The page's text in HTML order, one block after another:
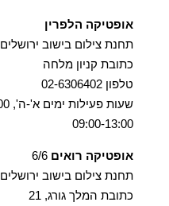
אופטיקה הלפרין
תחנת צילום בישוב ירושלים
כתובת קניון מלחה
טלפון 02-6306402
09:00-13:00
אופטיקה רואים
תחנת צילום בישוב ירושלים
כתובת המלך גורג, 21